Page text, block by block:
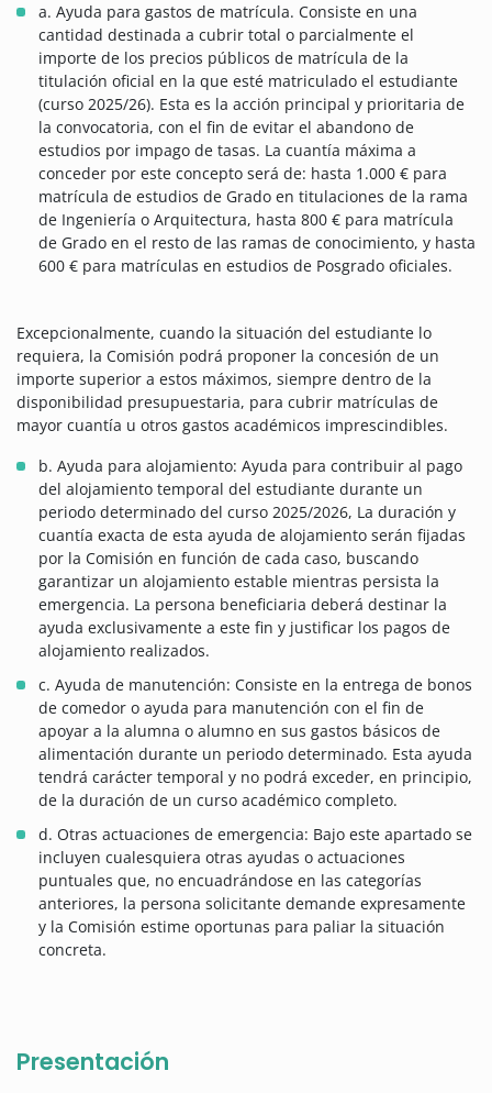
a. Ayuda para gastos de matrícula. Consiste en una
cantidad destinada a cubrir total o parcialmente el
importe de los precios públicos de matrícula de la
titulación oficial en la que esté matriculado el estudiante
(curso 2025/26). Esta es la acción principal y prioritaria de
la convocatoria, con el fin de evitar el abandono de
estudios por impago de tasas. La cuantía máxima a
conceder por este concepto será de: hasta 1.000 € para
matrícula de estudios de Grado en titulaciones de la rama
de Ingeniería o Arquitectura, hasta 800 € para matrícula
de Grado en el resto de las ramas de conocimiento, y hasta
600 € para matrículas en estudios de Posgrado oficiales.
Excepcionalmente, cuando la situación del estudiante lo
requiera, la Comisión podrá proponer la concesión de un
importe superior a estos máximos, siempre dentro de la
disponibilidad presupuestaria, para cubrir matrículas de
mayor cuantía u otros gastos académicos imprescindibles.
b. Ayuda para alojamiento: Ayuda para contribuir al pago
del alojamiento temporal del estudiante durante un
periodo determinado del curso 2025/2026, La duración y
cuantía exacta de esta ayuda de alojamiento serán fijadas
por la Comisión en función de cada caso, buscando
garantizar un alojamiento estable mientras persista la
emergencia. La persona beneficiaria deberá destinar la
ayuda exclusivamente a este fin y justificar los pagos de
alojamiento realizados.
c. Ayuda de manutención: Consiste en la entrega de bonos
de comedor o ayuda para manutención con el fin de
apoyar a la alumna o alumno en sus gastos básicos de
alimentación durante un periodo determinado. Esta ayuda
tendrá carácter temporal y no podrá exceder, en principio,
de la duración de un curso académico completo.
d. Otras actuaciones de emergencia: Bajo este apartado se
incluyen cualesquiera otras ayudas o actuaciones
puntuales que, no encuadrándose en las categorías
anteriores, la persona solicitante demande expresamente
y la Comisión estime oportunas para paliar la situación
concreta.
Presentación